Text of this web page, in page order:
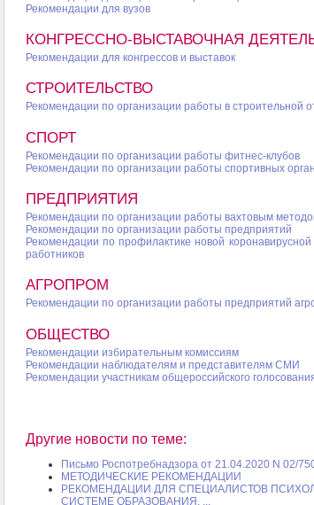
Рекомендации для вузов
КОНГРЕССНО-ВЫСТАВОЧНАЯ
Рекомендации для конгрессов и выставок
СТРОИТЕЛЬСТВО
Рекомендации по организации работы в строительной
СПОРТ
Рекомендации по организации работы фитнес-клубов
Рекомендации по организации работы спортивных
ПРЕДПРИЯТИЯ
Рекомендации по организации работы вахтовым
Рекомендации по организации работы предприятий
Рекомендации по профилактике новой
работников
АГРОПРОМ
Рекомендации по организации работы предприятий
ОБЩЕСТВО
Рекомендации избирательным комиссиям
Рекомендации наблюдателям и представителям СМИ
Рекомендации участникам общероссийского
Другие новости по теме:
Письмо Роспотребнадзора от 21.04.2020 N 02/
МЕТОДИЧЕСКИЕ РЕКОМЕНДАЦИИ
РЕКОМЕНДАЦИИ ДЛЯ СПЕЦИАЛИСТОВ
СИСТЕМЕ ОБРАЗОВАНИЯ, ...